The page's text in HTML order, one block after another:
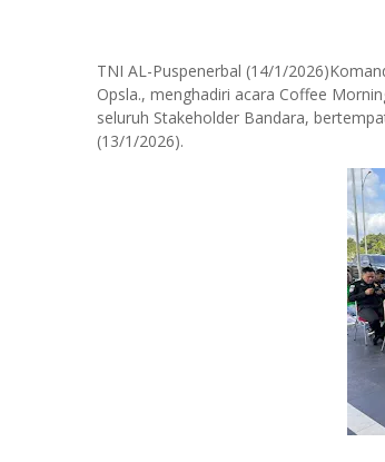
TNI AL-Puspenerbal (14/1/
Opsla., menghadiri acara Coffee
seluruh Stakeholder Bandara,
(13/1/2026).